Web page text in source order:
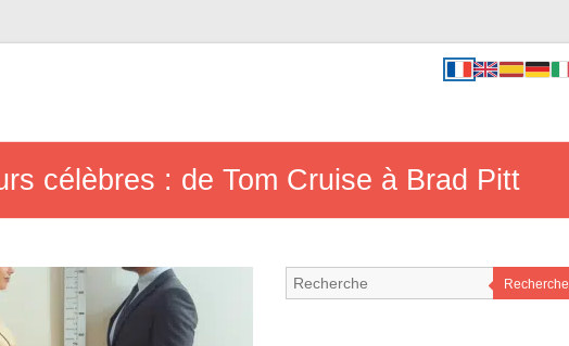
célèbres : de Tom Cruise à Brad Pitt
Recherche